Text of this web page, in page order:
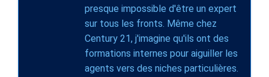
presque impossible d'être un expert
sur tous les fronts. Même chez
Century 21, j'imagine qu'ils ont des
formations internes pour aiguiller les
agents vers des niches particulières.